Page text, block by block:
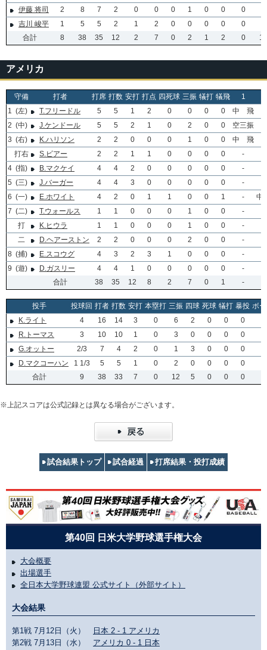
伊藤 将司
2 8 7 2 0 0 0 1 0 0 0
吉川 峻平
1 5 5 2 1 2 0 0 0 0 0
合計
8 38 35 12 2 7 0 2 1 2 0 10
アメリカ
守備 打者 打席 打数 安打 打点 四死球 三振 犠打 犠飛
1
1 (左) T.フリードル 5 5 1 2 0 0 0 0
中 飛
2 (中) J.ケンドール 5 5 2 1 0 2 0 0
空三振
3 (右) K.ハリソン 2 2 0 0 0 1 0 0
中 飛
打右
S.ビアー 2 2 1 1 0 0 0 0
-
4 (指) B.マクケイ 4 4 2 0 0 0 0 0 -
5 (三) J.バーガー 4 4 3 0 0 0 0 0 -
6 (一) E.ホワイト 4 2 0 1 1 0 0 1 -
中
7 (二) T.ウォールス 1 1 0 0 0 1 0 0 -
打
K.ヒウラ 1 1 0 0 0 1 0 0
-
二
D.ヘアーストン 2 2 0 0 0 2 0 0
-
8 (捕) E.スコウグ 4 3 2 3 1 0 0 0 -
9 (遊) D.ガスリー 4 4 1 0 0 0 0 0
-
合計
38 35 12 8 2 7 0 1 -
投手 投球回 打者 打数 安打 本塁打 三振 四球 死球 犠打 暴投 ボ
K.ライト
4 16 14 3 0 6 2 0 0 0
R.トーマス
3 10 10 1 0 3 0 0 0 0
G.オットー
2/3 7 4 2 0 1 3 0 0 0
D.マクコーハン
1 1/3 5 5 1 0 2 0 0 0 0
合計
9 38 33 7 0 12 5 0 0 0
※上記スコアは公式記録とは異なる場合がございます。
試合結果トップ 試合経過 打席結果・投打成績
第40回 日米大学野球選手権大会
大会概要
出場選手
全日本大学野球連盟 公式サイト（外部サイト）
大会結果
第1戦 7月12日（火）
日本 2 - 1 アメリカ
第2戦 7月13日（水） アメリカ 0 - 1 日本